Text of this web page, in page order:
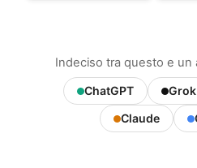
Indeciso tra questo e un
ChatGPT Grok
Claude